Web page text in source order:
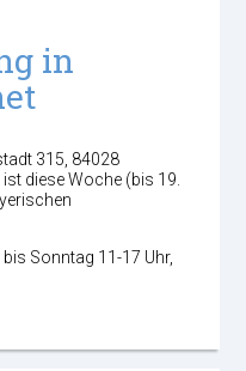
in
315, 84028
diese Woche (bis 19.
Sonntag 11-17 Uhr,